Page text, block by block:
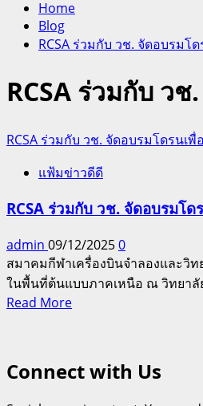
Home
Blog
RCSA ร่วมกับ วช. จัดอบรมโ
RCSA ร่วมกับ ว
RCSA ร่วมกับ วช. จัดอบรมโดรนเ
แฟ้มข่าวดีดี
RCSA ร่วมกับ วช. จัดอบรมโ
admin 09/12/20250
สมาคมกีฬาเครื่องบินจำลองและวิ
ในพื้นที่ต้นแบบภาคเหนือ ณ วิทยาลั
Read MoreRead
ร่วม
Connect with Us